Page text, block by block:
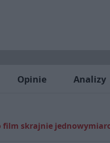
Opinie Analizy
film skrajnie